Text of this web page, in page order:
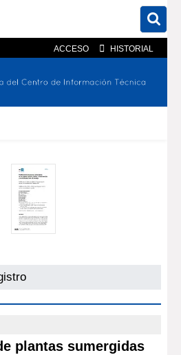
ACCESO HISTORIAL
En el sitio
plantas sumergidas